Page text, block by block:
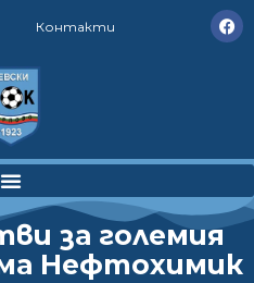
Контакти
за големия
Нефтохимик